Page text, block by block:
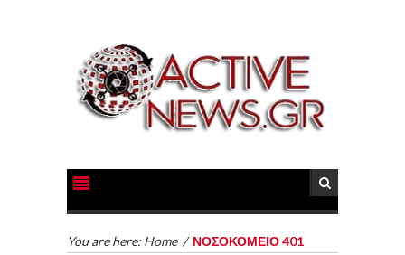
You are here: Home / ΝΟΣΟΚΟΜΕΙΟ 401